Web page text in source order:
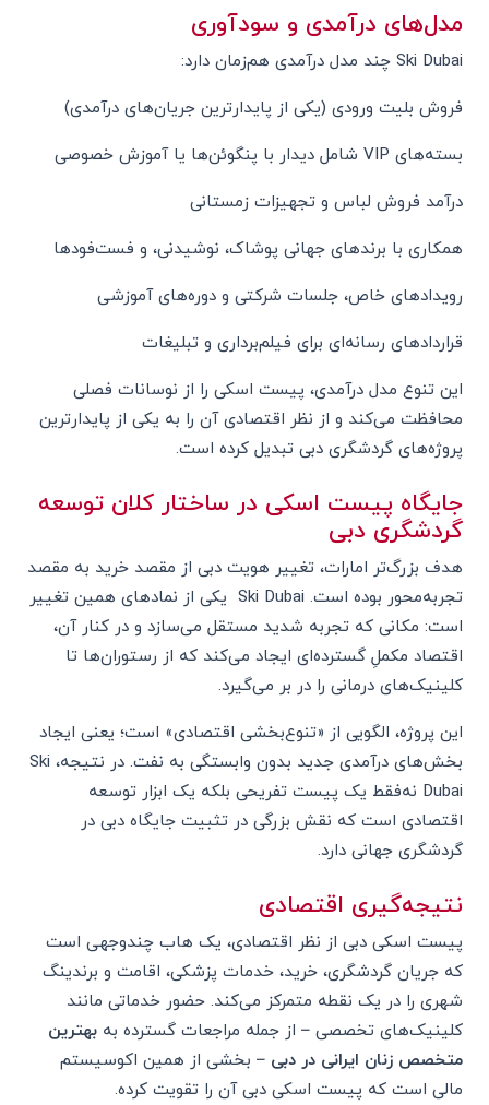
مدل‌های درآمدی و سودآوری
Ski Dubai چند مدل درآمدی هم‌زمان دارد:
فروش بلیت ورودی (یکی از پایدارترین جریان‌های درآمدی)
بسته‌های VIP شامل دیدار با پنگوئن‌ها یا آموزش خصوصی
درآمد فروش لباس و تجهیزات زمستانی
همکاری با برندهای جهانی پوشاک، نوشیدنی، و فست‌فودها
رویدادهای خاص، جلسات شرکتی و دوره‌های آموزشی
قراردادهای رسانه‌ای برای فیلم‌برداری و تبلیغات
این تنوع مدل درآمدی، پیست اسکی را از نوسانات فصلی
محافظت می‌کند و از نظر اقتصادی آن را به یکی از پایدارترین
پروژه‌های گردشگری دبی تبدیل کرده است.
جایگاه پیست اسکی در ساختار کلان توسعه
گردشگری دبی
هدف بزرگ‌تر امارات، تغییر هویت دبی از مقصد خرید به مقصد
تجربه‌محور بوده است. Ski Dubai یکی از نمادهای همین تغییر
است: مکانی که تجربه شدید مستقل می‌سازد و در کنار آن،
اقتصاد مکملِ گسترده‌ای ایجاد می‌کند که از رستوران‌ها تا
کلینیک‌های درمانی را در بر می‌گیرد.
این پروژه، الگویی از «تنوع‌بخشی اقتصادی» است؛ یعنی ایجاد
بخش‌های درآمدی جدید بدون وابستگی به نفت. در نتیجه، Ski
Dubai نه‌فقط یک پیست تفریحی بلکه یک ابزار توسعه
اقتصادی است که نقش بزرگی در تثبیت جایگاه دبی در
گردشگری جهانی دارد.
نتیجه‌گیری اقتصادی
پیست اسکی دبی از نظر اقتصادی، یک هاب چندوجهی است
که جریان گردشگری، خرید، خدمات پزشکی، اقامت و برندینگ
شهری را در یک نقطه متمرکز می‌کند. حضور خدماتی مانند
کلینیک‌های تخصصی – از جمله مراجعات گسترده به بهترین
متخصص زنان ایرانی در دبی – بخشی از همین اکوسیستم
مالی است که پیست اسکی دبی آن را تقویت کرده.